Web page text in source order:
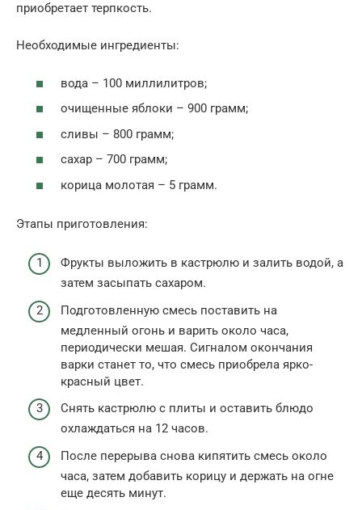
приобретает терпкость.
Необходимые ингредиенты:
вода – 100 миллилитров;
очищенные яблоки – 900 грамм;
сливы – 800 грамм;
сахар – 700 грамм;
корица молотая – 5 грамм.
Этапы приготовления:
Фрукты выложить в кастрюлю и залить водой, а
затем засыпать сахаром.
Подготовленную смесь поставить на
медленный огонь и варить около часа,
периодически мешая. Сигналом окончания
варки станет то, что смесь приобрела ярко-
красный цвет.
Снять кастрюлю с плиты и оставить блюдо
охлаждаться на 12 часов.
После перерыва снова кипятить смесь около
часа, затем добавить корицу и держать на огне
еще десять минут.